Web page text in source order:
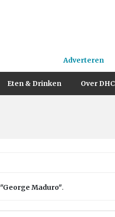
Adverteren
Eten & Drinken Over DHC
"George Maduro".